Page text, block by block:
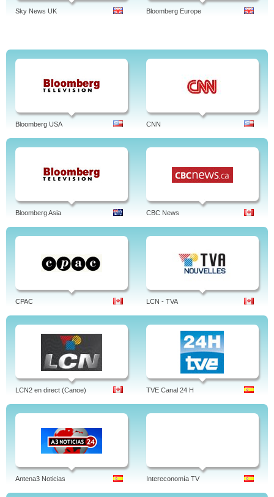
Sky News UK Bloomberg Europe
Bloomberg USA CNN
Bloomberg Asia CBC News
CPAC LCN - TVA
LCN2 en direct (Canoe) TVE Canal 24 H
Antena3 Noticias Intereconomía TV